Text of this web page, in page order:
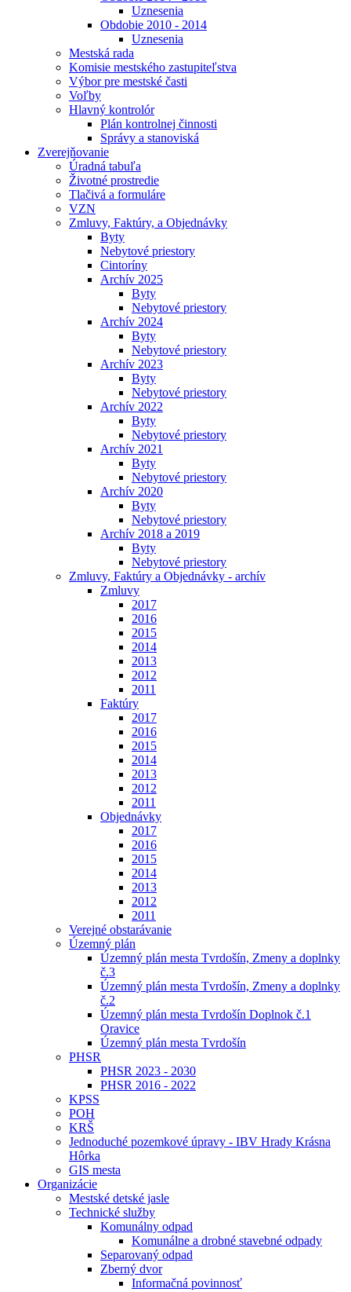
Uznesenia
Obdobie 2010 - 2014
Uznesenia
Mestská rada
Komisie mestského zastupiteľstva
Výbor pre mestské časti
Voľby
Hlavný kontrolór
Plán kontrolnej činnosti
Správy a stanoviská
Zverejňovanie
Úradná tabuľa
Životné prostredie
Tlačivá a formuláre
VZN
Zmluvy, Faktúry, a Objednávky
Byty
Nebytové priestory
Cintoríny
Archív 2025
Byty
Nebytové priestory
Archív 2024
Byty
Nebytové priestory
Archív 2023
Byty
Nebytové priestory
Archív 2022
Byty
Nebytové priestory
Archív 2021
Byty
Nebytové priestory
Archív 2020
Byty
Nebytové priestory
Archív 2018 a 2019
Byty
Nebytové priestory
Zmluvy, Faktúry a Objednávky - archív
Zmluvy
2017
2016
2015
2014
2013
2012
2011
Faktúry
2017
2016
2015
2014
2013
2012
2011
Objednávky
2017
2016
2015
2014
2013
2012
2011
Verejné obstarávanie
Územný plán
Územný plán mesta Tvrdošín, Zmeny a doplnky
č.3
Územný plán mesta Tvrdošín, Zmeny a doplnky
č.2
Územný plán mesta Tvrdošín Doplnok č.1
Oravice
Územný plán mesta Tvrdošín
PHSR
PHSR 2023 - 2030
PHSR 2016 - 2022
KPSS
POH
KRŠ
Jednoduché pozemkové úpravy - IBV Hrady Krásna
Hôrka
GIS mesta
Organizácie
Mestské detské jasle
Technické služby
Komunálny odpad
Komunálne a drobné stavebné odpady
Separovaný odpad
Zberný dvor
Informačná povinnosť